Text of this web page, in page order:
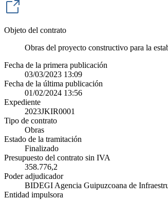
Objeto del contrato
Obras del proyecto constructivo para la
Fecha de la primera publicación
03/03/2023 13:09
Fecha de la última publicación
01/02/2024 13:56
Expediente
2023JKIR0001
Tipo de contrato
Obras
Estado de la tramitación
Finalizado
Presupuesto del contrato sin IVA
358.776,2
Poder adjudicador
BIDEGI Agencia Guipuzcoana de
Entidad impulsora